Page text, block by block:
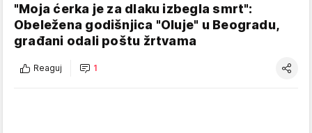
"Moja ćerka je za dlaku izbegla smrt":
Obeležena godišnjica "Oluje" u Beogradu,
građani odali poštu žrtvama
Reaguj 1